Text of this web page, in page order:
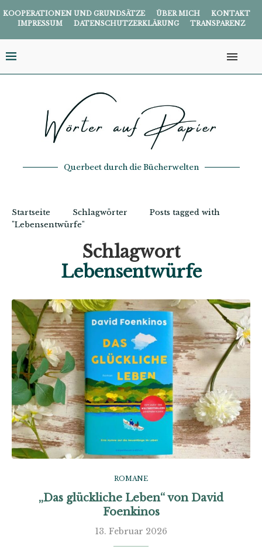
KOOPERATIONEN UND GRUNDSÄTZE ÜBER MICH
KONTAKT
IMPRESSUM
DATENSCHUTZERKLÄRUNG TRANSPARENZ
Querbeet durch die Bücherwelten
Startseite Schlagwörter
Posts tagged with
"Lebensentwürfe"
Schlagwort
Lebensentwürfe
ROMANE
„Das glückliche Leben“ von David
Foenkinos
13. Februar 2026